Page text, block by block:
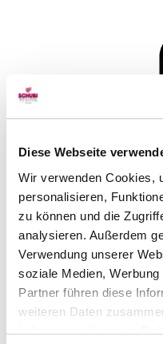
Diese Webseite
Wir verwenden Cookies,
personalisieren,
zu können und die
analysieren. Außerdem
Verwendung unserer
soziale Medien,
Partner führen diese
weiteren Daten
haben oder die sie im
Bianco Rovere
Guido Brivio 75 cl
CHF 29.90
Artikel sofort lieferbar
inkl. 8.1% MwSt.
zzgl.
Anzahl
hinzufügen